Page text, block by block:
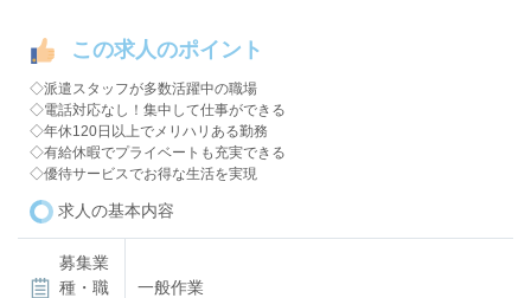
この求人のポイント
◇派遣スタッフが多数活躍中の職場
◇電話対応なし！集中して仕事ができる
◇年休120日以上でメリハリある勤務
◇有給休暇でプライベートも充実できる
◇優待サービスでお得な生活を実現
求人の基本内容
募集業
種・職
一般作業